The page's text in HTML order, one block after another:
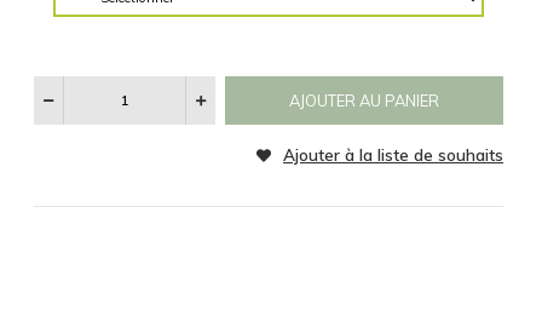
Voir
Les
Catégories
SPÉCIFICATIONS RÉINITIALISER
MATÉRIEL SUPPLÉMENTAIRE